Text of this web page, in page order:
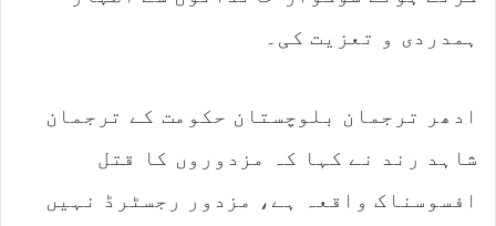
ہمدردی و تعزیت کی۔
ادھر ترجمان بلوچستان حکومت کے ترجمان
شاہد رند نے کہا کہ مزدوروں کا قتل
افسوسناک واقعہ ہے، مزدور رجسٹرڈ نہیں